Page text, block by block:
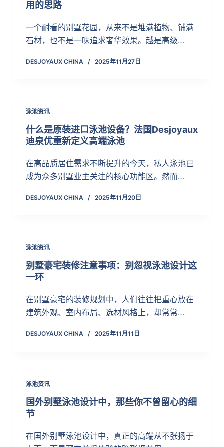
用的思路
一个耐看的别墅花园，从来不是堆满植物、铺满
石材，也不是一味追求奢华效果。越是高级…
DESJOYAUX CHINA 2025年11月27日
泳池资讯
什么是原装进口泳池设备？法国Desjoyaux
迪泉优重新定义高端泳池
在高品质居住需求不断提升的今天，私人泳池已
成为众多别墅业主关注的核心功能区。然而…
DESJOYAUX CHINA 2025年11月20日
泳池资讯
别墅豪宅装修注意事项：别忽视泳池设计这
一环
在别墅豪宅的装修规划中，人们往往把重心放在
建筑外观、室内布局、选材风格上，却常常…
DESJOYAUX CHINA 2025年11月11日
泳池资讯
国外别墅泳池设计中，那些你不曾留心的细
节
在国外别墅泳池设计中，真正的高端从不张扬于